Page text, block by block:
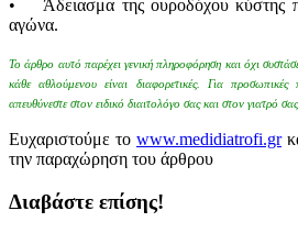
• Άδειασμα της ουροδόχου κύστης
αγώνα.
Το άρθρο αυτό παρέχει γενική πληροφόρηση και όχι
κάθε αθλούμενου είναι διαφορετικές. Για
απευθύνεστε στον ειδικό διαιτολόγο σας και στον γιατρό σας
Ευχαριστούμε το www.medidiatrofi.gr
την παραχώρηση του άρθρου
Διαβάστε επίσης!